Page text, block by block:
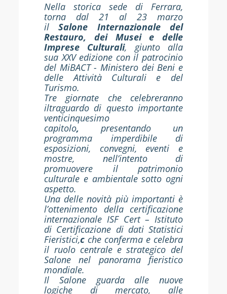
Nella storica sede di Ferrara,
torna dal 21 al 23 marzo
ilSalone Internazionale del
Restauro, dei Musei e delle
Imprese Culturali, giunto alla
sua XXV edizione con il patrocinio
del MiBACT - Ministero dei Beni e
delle Attività Culturali e del
Turismo.
Tre giornate
che celebreranno
iltraguardo di questo importante
venticinquesimo
capitolo, presentando un
programma imperdibile di
esposizioni, convegni, eventi e
mostre, nell’intento di
promuovere il patrimonio
culturale e ambientale sotto ogni
aspetto.
Una delle novità più importanti è
l’ottenimento della certificazione
internazionale ISF Cert – Istituto
di Certificazione di dati Statistici
Fieristici,c che conferma e celebra
il ruolo centrale e strategico del
Salone nel panorama fieristico
mondiale.
Il Salone guarda alle nuove
logiche di mercato, alle